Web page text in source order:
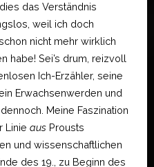
das Verständnis
weil ich doch
nicht mehr wirklich
habe! Sei’s drum, reizvoll
Ich-Erzähler, seine
Erwachsenwerden und
Meine Faszination
Linie aus Prousts
und wissenschaftlichen
des 19., zu Beginn des